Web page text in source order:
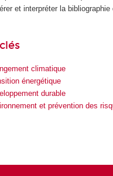
et interpréter la
climatique
énergétique
durable
et prévention des